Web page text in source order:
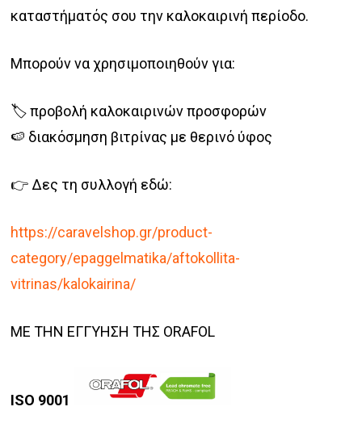
καταστήματός σου την καλοκαιρινή περίοδο.
Μπορούν να χρησιμοποιηθούν για:
🏷️ προβολή καλοκαιρινών προσφορών
🍉 διακόσμηση βιτρίνας με θερινό ύφος
👉 Δες τη συλλογή εδώ:
https://caravelshop.gr/product-
category/epaggelmatika/aftokollita-
vitrinas/kalokairina/
ΜΕ ΤΗΝ ΕΓΓΥΗΣΗ ΤΗΣ ORAFOL
ISO 9001